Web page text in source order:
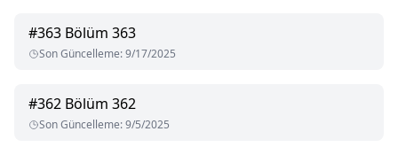
#363 Bölüm 363
Son Güncelleme:9/17/2025
#362 Bölüm 362
Son Güncelleme:9/5/2025